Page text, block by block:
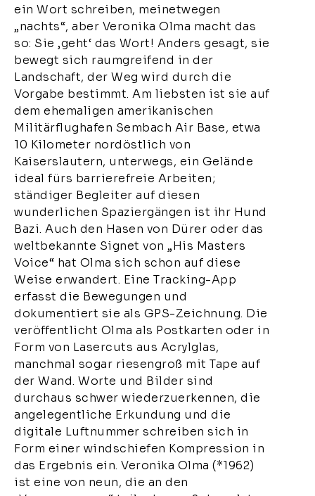
ein Wort schreiben, meinetwegen
„nachts“, aber Veronika Olma macht das
so: Sie ‚geht‘ das Wort! Anders gesagt, sie
bewegt sich raumgreifend in der
Landschaft, der Weg wird durch die
Vorgabe bestimmt. Am liebsten ist sie auf
dem ehemaligen amerikanischen
Militärflughafen Sembach Air Base, etwa
10 Kilometer nordöstlich von
Kaiserslautern, unterwegs, ein Gelände
ideal fürs barrierefreie Arbeiten;
ständiger Begleiter auf diesen
wunderlichen Spaziergängen ist ihr Hund
Bazi. Auch den Hasen von Dürer oder das
weltbekannte Signet von „His Masters
Voice“ hat Olma sich schon auf diese
Weise erwandert. Eine Tracking-App
erfasst die Bewegungen und
dokumentiert sie als GPS-Zeichnung. Die
veröffentlicht Olma als Postkarten oder in
Form von Lasercuts aus Acrylglas,
manchmal sogar riesengroß mit Tape auf
der Wand. Worte und Bilder sind
durchaus schwer wiederzuerkennen, die
angelegentliche Erkundung und die
digitale Luftnummer schreiben sich in
Form einer windschiefen Kompression in
das Ergebnis ein. Veronika Olma (*1962)
ist eine von neun, die an den